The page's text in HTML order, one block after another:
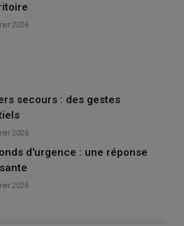
2026
secours : des gestes
2026
d'urgence : une réponse
2026